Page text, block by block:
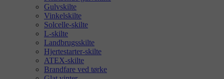
Gulvskilte
Vinkelskilte
Solcelle-skilte
L-skilte
Landbrugsskilte
Hjertestarter-skilte
ATEX-skilte
Brandfare ved tørke